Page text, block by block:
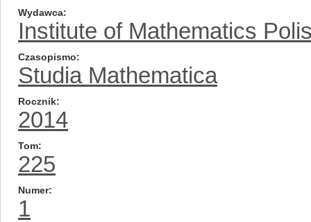
Wydawca
Institute of Mathematics
Czasopismo
Studia Mathematica
Rocznik
2014
Tom
225
Numer
1